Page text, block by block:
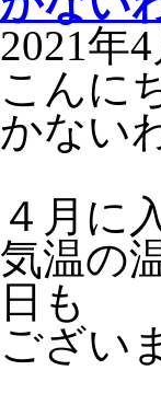
2021年
こんに
かない
４月に
気温の
日も
ござい